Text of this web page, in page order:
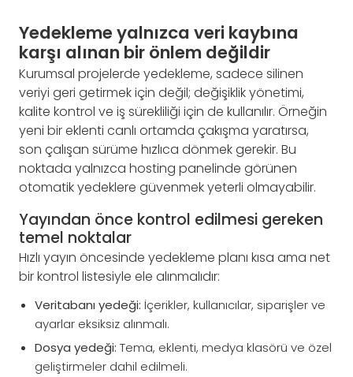
Yedekleme yalnızca veri kaybına
karşı alınan bir önlem değildir
Kurumsal projelerde yedekleme, sadece silinen
veriyi geri getirmek için değil; değişiklik yönetimi,
kalite kontrol ve iş sürekliliği için de kullanılır. Örneğin
yeni bir eklenti canlı ortamda çakışma yaratırsa,
son çalışan sürüme hızlıca dönmek gerekir. Bu
noktada yalnızca hosting panelinde görünen
otomatik yedeklere güvenmek yeterli olmayabilir.
Yayından önce kontrol edilmesi gereken
temel noktalar
Hızlı yayın öncesinde yedekleme planı kısa ama net
bir kontrol listesiyle ele alınmalıdır:
Veritabanı yedeği: İçerikler, kullanıcılar, siparişler ve
ayarlar eksiksiz alınmalı.
Dosya yedeği: Tema, eklenti, medya klasörü ve özel
geliştirmeler dahil edilmeli.